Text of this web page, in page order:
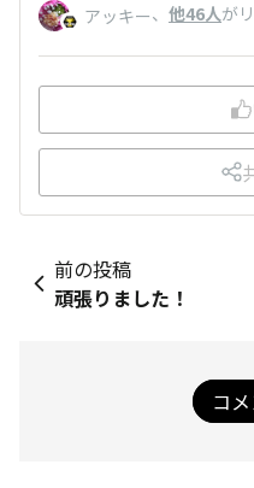
アッキー、 他46人が
前の投稿
頑張りました！
コ